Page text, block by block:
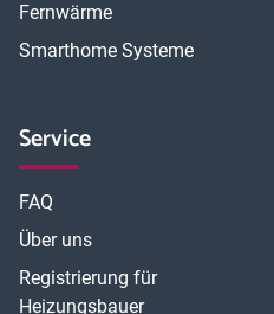
Fernwärme
Smarthome Systeme
Service
FAQ
Über uns
Registrierung für
Heizungsbauer